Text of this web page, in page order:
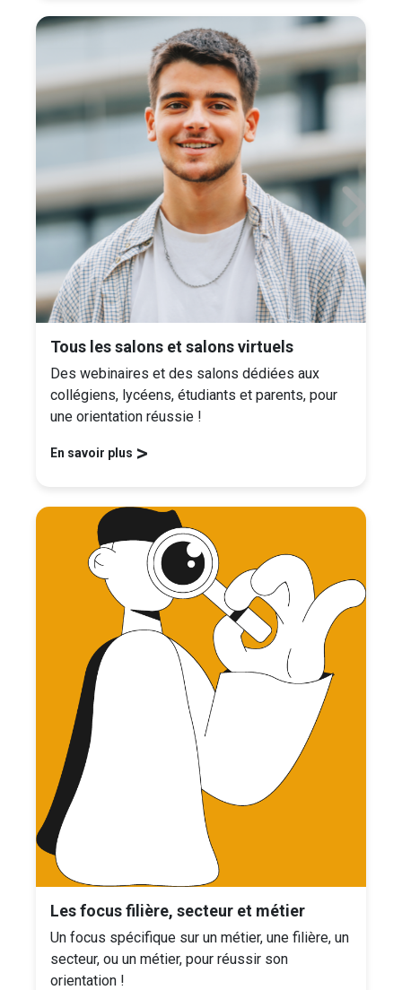
Tous les salons et salons virtuels
Des webinaires et des salons dédiées aux
collégiens, lycéens, étudiants et parents, pour
une orientation réussie !
En savoir plus >
Les focus filière, secteur et métier
Un focus spécifique sur un métier, une filière, un
secteur, ou un métier, pour réussir son
orientation !